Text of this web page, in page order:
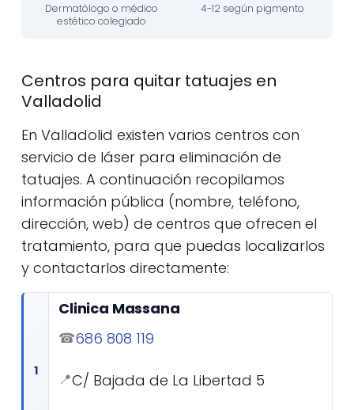
Dermatólogo o médico
estético colegiado
4-12 según pigmento
Centros para quitar tatuajes en
Valladolid
En Valladolid existen varios centros con
servicio de láser para eliminación de
tatuajes. A continuación recopilamos
información pública (nombre, teléfono,
dirección, web) de centros que ofrecen el
tratamiento, para que puedas localizarlos
y contactarlos directamente:
1
Clinica Massana
☎686 808 119
📍C/ Bajada de La Libertad 5